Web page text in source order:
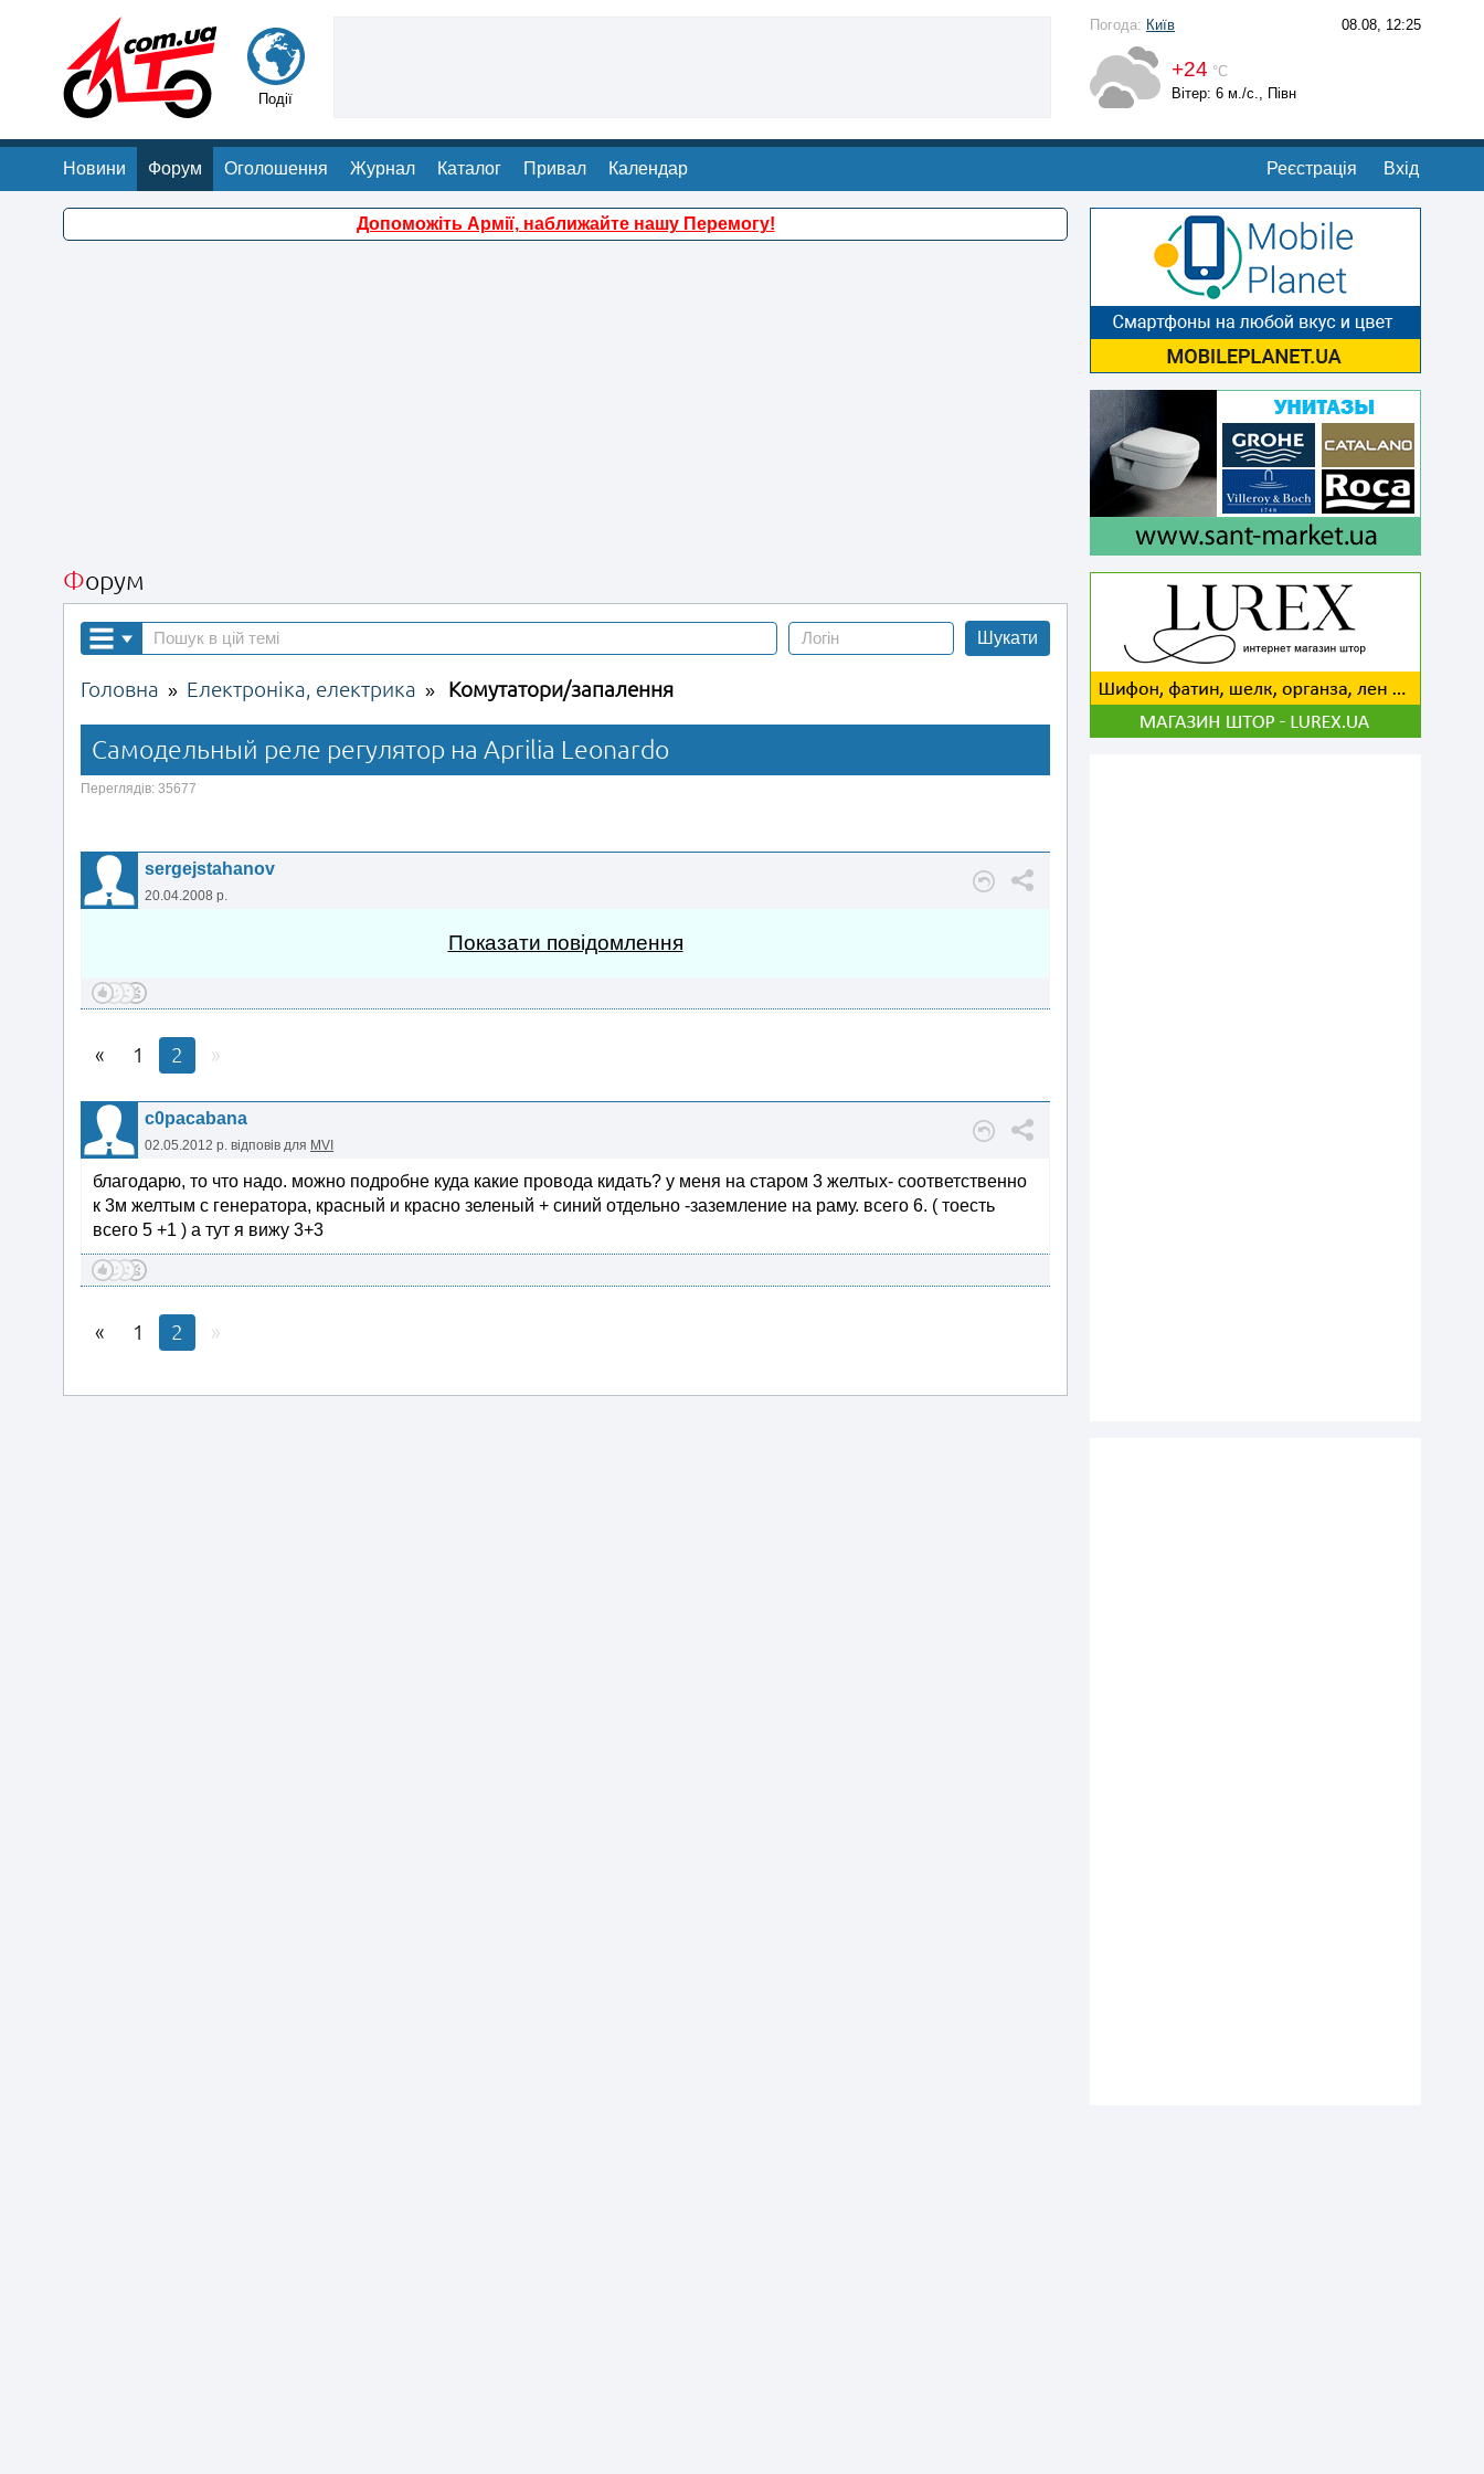
Події
Погода: Київ 08.08, 12:25
+24 °С
Вітер: 6 м./с., Півн
Новини Форум Оголошення Журнал Каталог Привал Календар Реєстрація Вхід
Допоможіть Армії, наближайте нашу Перемогу!
Форум
Шукати
Головна » Електроніка, електрика » Комутатори/запалення
Самодельный реле регулятор на Aprilia Leonardo
Переглядів: 35677
sergejstahanov
20.04.2008 р.
Показати повідомлення
1 2
c0pacabana
02.05.2012 р. відповів для MVI
благодарю, то что надо. можно подробне куда какие провода кидать? у меня на старом 3 желтых- соответственно
к 3м желтым с генератора, красный и красно зеленый + синий отдельно -заземление на раму. всего 6. ( тоесть
всего 5 +1 ) а тут я вижу 3+3
1 2